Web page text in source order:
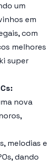
um
em
com
melhores
super
nova
melodias e
dando